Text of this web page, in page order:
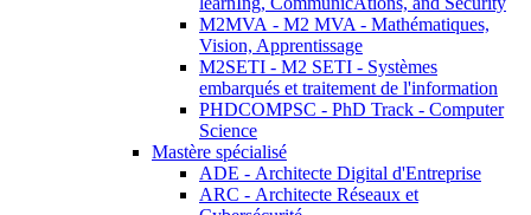
M2MVA - M2 MVA - Mathématiques,
Vision, Apprentissage
M2SETI - M2 SETI - Systèmes
embarqués et traitement de l'information
PHDCOMPSC - PhD Track - Computer
Science
Mastère spécialisé
ADE - Architecte Digital d'Entreprise
ARC - Architecte Réseaux et